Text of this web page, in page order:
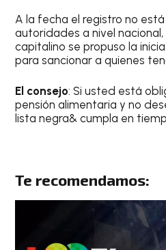
A la fecha el registro no
autoridades a nivel
capitalino se propuso la
para sancionar a quienes
El consejo: Si usted está
pensión alimentaria y no
lista negra& cumpla en
Te recomendamos: